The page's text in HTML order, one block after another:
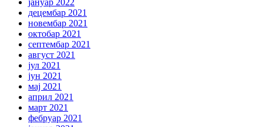
јануар 2022
децембар 2021
новембар 2021
октобар 2021
септембар 2021
август 2021
јул 2021
јун 2021
мај 2021
април 2021
март 2021
фебруар 2021